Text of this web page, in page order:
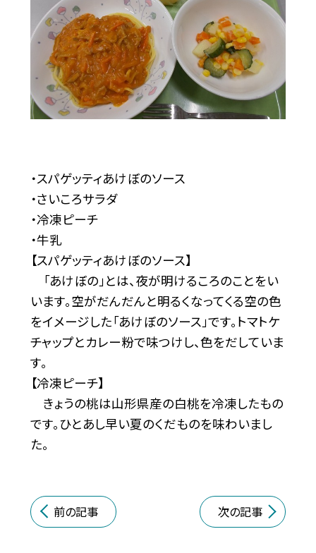
・スパゲッティあけぼのソース
・さいころサラダ
・冷凍ピーチ
・牛乳
【スパゲッティあけぼのソース】
「あけぼの」とは、夜が明けるころのことをい
います。空がだんだんと明るくなってくる空の色
をイメージした「あけぼのソース」です。トマトケ
チャップとカレー粉で味つけし、色をだしていま
す。
【冷凍ピーチ】
きょうの桃は山形県産の白桃を冷凍したもの
です。ひとあし早い夏のくだものを味わいまし
た。
前の記事 次の記事